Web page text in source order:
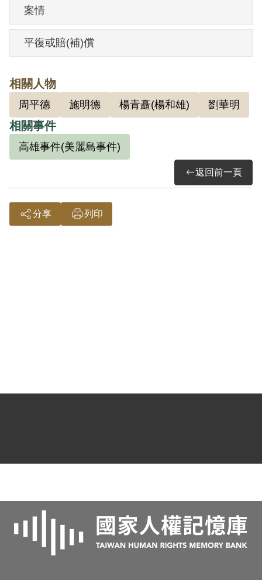
世界人權日橫幅大旗為遊行前導，迨施明
德領導隊伍衝打憲警，由大圓環轉入中正
四路時率先持火把攻擊憲警助勢。1979年
以《陸海空軍刑法》第72條第2款「多眾集
合為暴行脅迫率先助勢」判處有期徒刑3
年。1982年12月17日刑滿開釋。
其於2001年4月向補償基金會提出申請，
2003年12月經第3屆第13次董監事會審核
通過予以補償。補償理由為原判決認其觸
犯多眾集合為暴行脅迫率先助勢罪，係以
案情
平復或賠(補)償
相關人物
周平德 施明德 楊青矗(楊和雄) 劉華明
相關事件
高雄事件(美麗島事件)
返回前一頁
分享 列印